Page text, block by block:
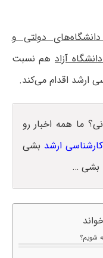
دولتی و
آزادهم نسبت
ارشد اقدام می‌کند.
ما همه اخبار رو
کارشناسی ارشد بشی
بشی …
شویم؟